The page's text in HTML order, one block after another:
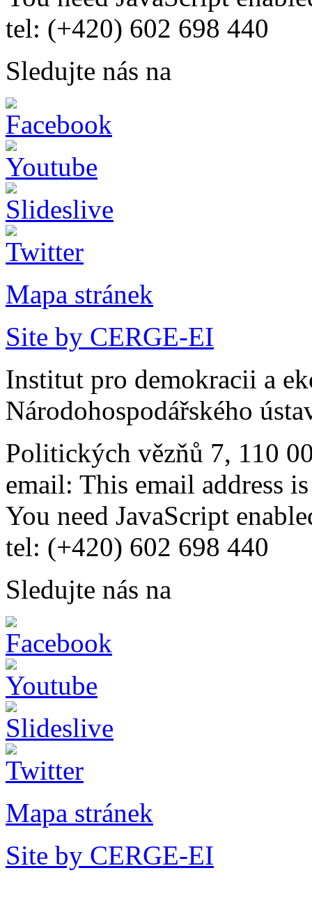
tel: (+420) 602 698 440
Sledujte nás na
Mapa stránek
Site by CERGE-EI
Institut pro demokracii a
Národohospodářského
Politických vězňů 7, 110
email: This email address
You need JavaScript
tel: (+420) 602 698 440
Sledujte nás na
Mapa stránek
Site by CERGE-EI